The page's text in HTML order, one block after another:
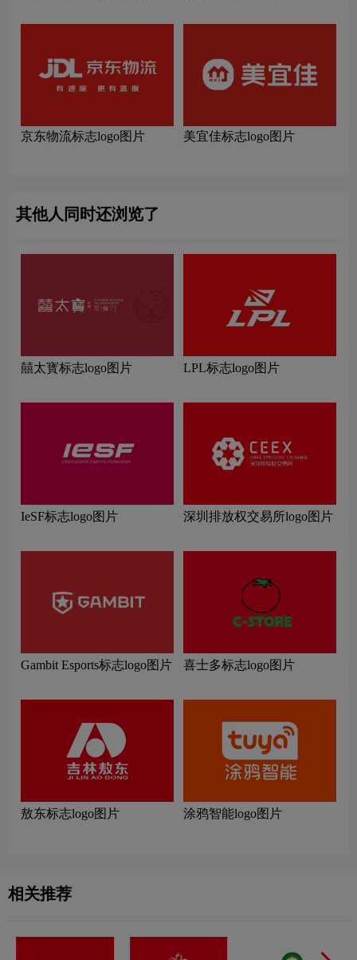
京东物流标志logo图片 美宜佳标志logo图片
其他人同时还浏览了
囍太寳标志logo图片 LPL标志logo图片
IeSF标志logo图片 深圳排放权交易所logo图片
Gambit Esports标志logo图片 喜士多标志logo图片
敖东标志logo图片 涂鸦智能logo图片
相关推荐